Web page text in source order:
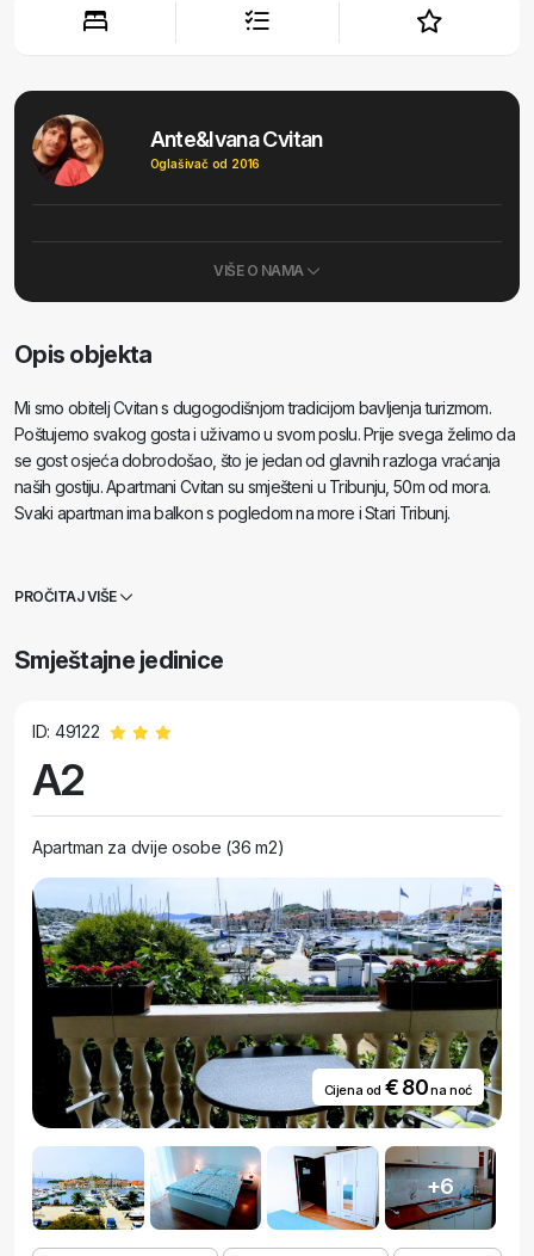
Ante&Ivana Cvitan
Oglašivač od 2016
VIŠE O NAMA
Opis objekta
Mi smo obitelj Cvitan s dugogodišnjom tradicijom bavljenja turizmom.
Poštujemo svakog gosta i uživamo u svom poslu. Prije svega želimo da
se gost osjeća dobrodošao, što je jedan od glavnih razloga vraćanja
naših gostiju. Apartmani Cvitan su smješteni u Tribunju, 50m od mora.
Svaki apartman ima balkon s pogledom na more i Stari Tribunj.
PROČITAJ VIŠE
Smještajne jedinice
ID: 49122
A2
Apartman za dvije osobe (36 m2)
Cijena od € 80na noć
+6